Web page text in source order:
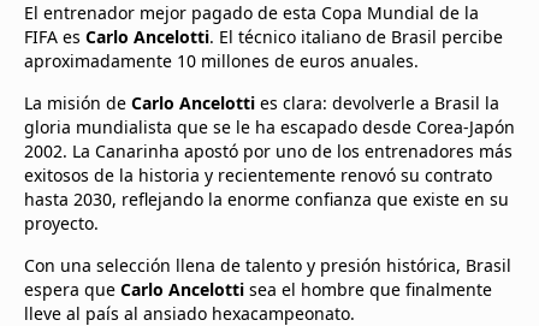
El entrenador mejor pagado de esta Copa Mundial de la
FIFA es Carlo Ancelotti. El técnico italiano de Brasil percibe
aproximadamente 10 millones de euros anuales.
La misión de Carlo Ancelotti es clara: devolverle a Brasil la
gloria mundialista que se le ha escapado desde Corea-Japón
2002. La Canarinha apostó por uno de los entrenadores más
exitosos de la historia y recientemente renovó su contrato
hasta 2030, reflejando la enorme confianza que existe en su
proyecto.
Con una selección llena de talento y presión histórica, Brasil
espera que Carlo Ancelotti sea el hombre que finalmente
lleve al país al ansiado hexacampeonato.